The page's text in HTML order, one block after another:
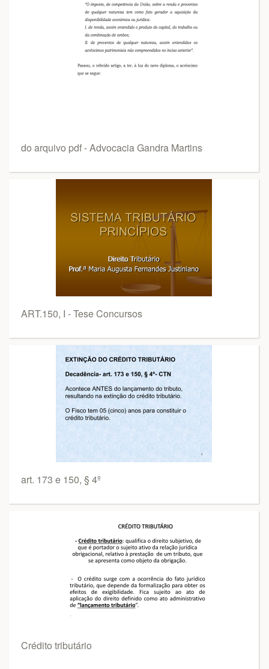
do arquivo pdf - Advocacia Gandra Martins
ART.150, I - Tese Concursos
art. 173 e 150, § 4º
Crédito tributário